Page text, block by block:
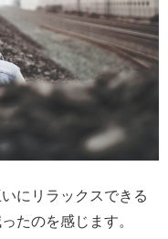
にリラックスできる
たのを感じます。